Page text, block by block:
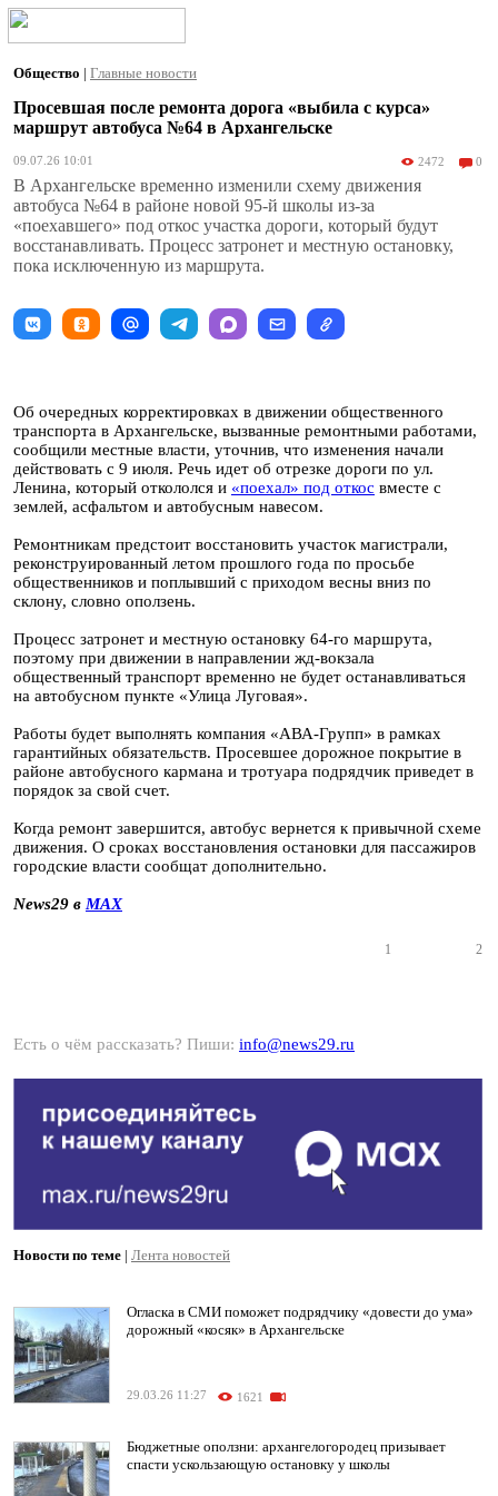
Общество | Главные новости
Просевшая после ремонта дорога «выбила с курса»
маршрут автобуса №64 в Архангельске
09.07.26 10:01 2472 0
В Архангельске временно изменили схему движения
автобуса №64 в районе новой 95-й школы из-за
«поехавшего» под откос участка дороги, который будут
восстанавливать. Процесс затронет и местную остановку,
пока исключенную из маршрута.
Об очередных корректировках в движении общественного
транспорта в Архангельске, вызванные ремонтными работами,
сообщили местные власти, уточнив, что изменения начали
действовать с 9 июля. Речь идет об отрезке дороги по ул.
Ленина, который откололся и «поехал» под откос вместе с
землей, асфальтом и автобусным навесом.
Ремонтникам предстоит восстановить участок магистрали,
реконструированный летом прошлого года по просьбе
общественников и поплывший с приходом весны вниз по
склону, словно оползень.
Процесс затронет и местную остановку 64-го маршрута,
поэтому при движении в направлении жд-вокзала
общественный транспорт временно не будет останавливаться
на автобусном пункте «Улица Луговая».
Работы будет выполнять компания «АВА-Групп» в рамках
гарантийных обязательств. Просевшее дорожное покрытие в
районе автобусного кармана и тротуара подрядчик приведет в
порядок за свой счет.
Когда ремонт завершится, автобус вернется к привычной схеме
движения. О сроках восстановления остановки для пассажиров
городские власти сообщат дополнительно.
News29 в MAX
1 2
Есть о чём рассказать? Пиши: info@news29.ru
Новости по теме | Лента новостей
Огласка в СМИ поможет подрядчику «довести до ума»
дорожный «косяк» в Архангельске
29.03.26 11:27 1621
Бюджетные оползни: архангелогородец призывает
спасти ускользающую остановку у школы